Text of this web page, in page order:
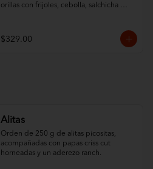
orillas con frijoles, cebolla, salchicha
$329.00
Alitas
Orden de 250 g de alitas picositas,
acompañadas con papas criss cut
horneadas y un aderezo ranch.